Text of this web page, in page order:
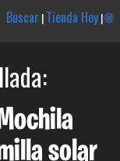
Buscar |Tienda Hoy|🌐
solar